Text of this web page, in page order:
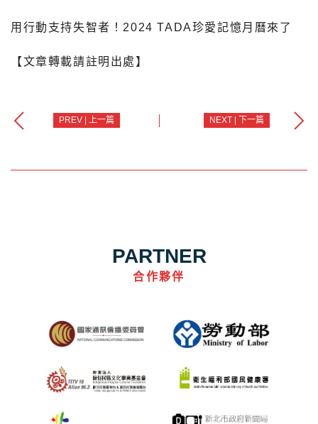
用行動支持失智者！2024 TADA珍愛記憶月曆來了
【文章轉載請註明出處】
PREV | 上一篇 NEXT | 下一篇
PARTNER
合作夥伴